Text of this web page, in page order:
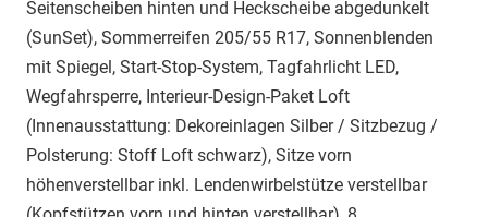
Seitenscheiben hinten und Heckscheibe abgedunkelt
(SunSet), Sommerreifen 205/55 R17, Sonnenblenden
mit Spiegel, Start-Stop-System, Tagfahrlicht LED,
Wegfahrsperre, Interieur-Design-Paket Loft
(Innenausstattung: Dekoreinlagen Silber / Sitzbezug /
Polsterung: Stoff Loft schwarz), Sitze vorn
höhenverstellbar inkl. Lendenwirbelstütze verstellbar